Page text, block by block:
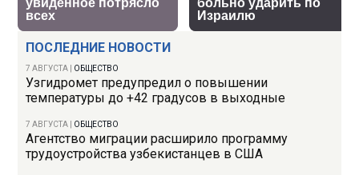
ПОСЛЕДНИЕ НОВОСТИ
7 АВГУСТА ОБЩЕСТВО
Узгидромет предупредил о повышении
температуры до +42 градусов в выходные
7 АВГУСТА ОБЩЕСТВО
Агентство миграции расширило программу
трудоустройства узбекистанцев в США